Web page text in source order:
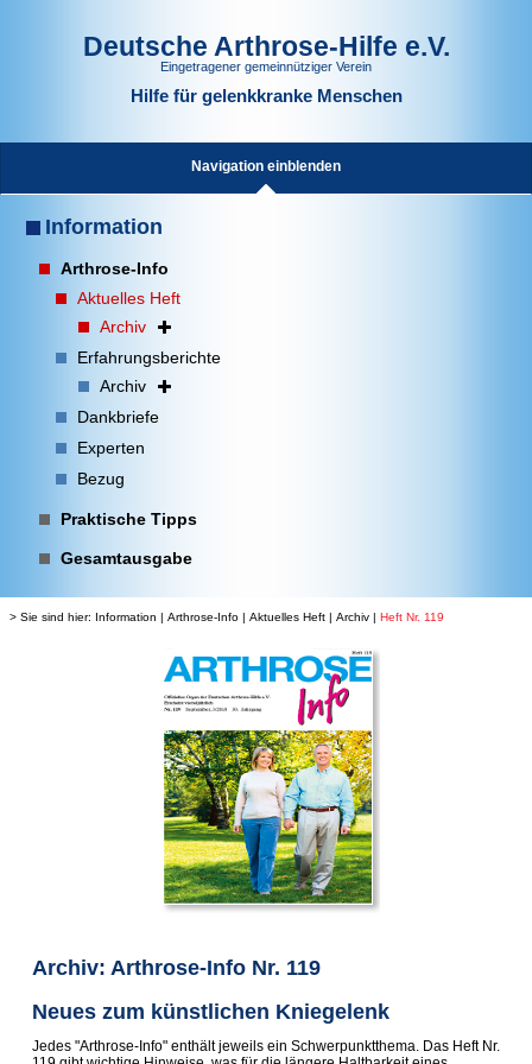
Deutsche Arthrose-Hilfe e.V.
Eingetragener gemeinnütziger Verein
Hilfe für gelenkkranke Menschen
Navigation einblenden
Information
Arthrose-Info
Aktuelles Heft
Archiv
Erfahrungsberichte
Archiv
Dankbriefe
Experten
Bezug
Praktische Tipps
Gesamtausgabe
> Sie sind hier: Information | Arthrose-Info | Aktuelles Heft | Archiv | Heft Nr. 119
Archiv: Arthrose-Info Nr. 119
Neues zum künstlichen Kniegelenk
Jedes "Arthrose-Info" enthält jeweils ein Schwerpunktthema. Das Heft Nr.